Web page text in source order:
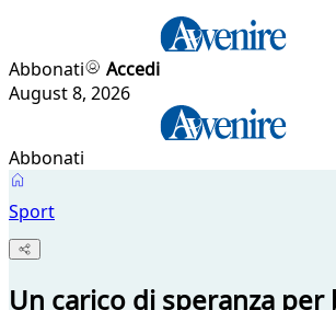
Abbonati
Accedi
August 8, 2026
Abbonati
Sport
Un carico di speranza per